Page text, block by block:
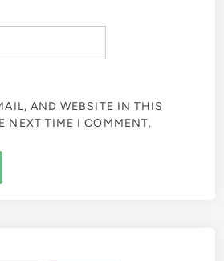
AND WEBSITE IN THIS
NEXT TIME I COMMENT.